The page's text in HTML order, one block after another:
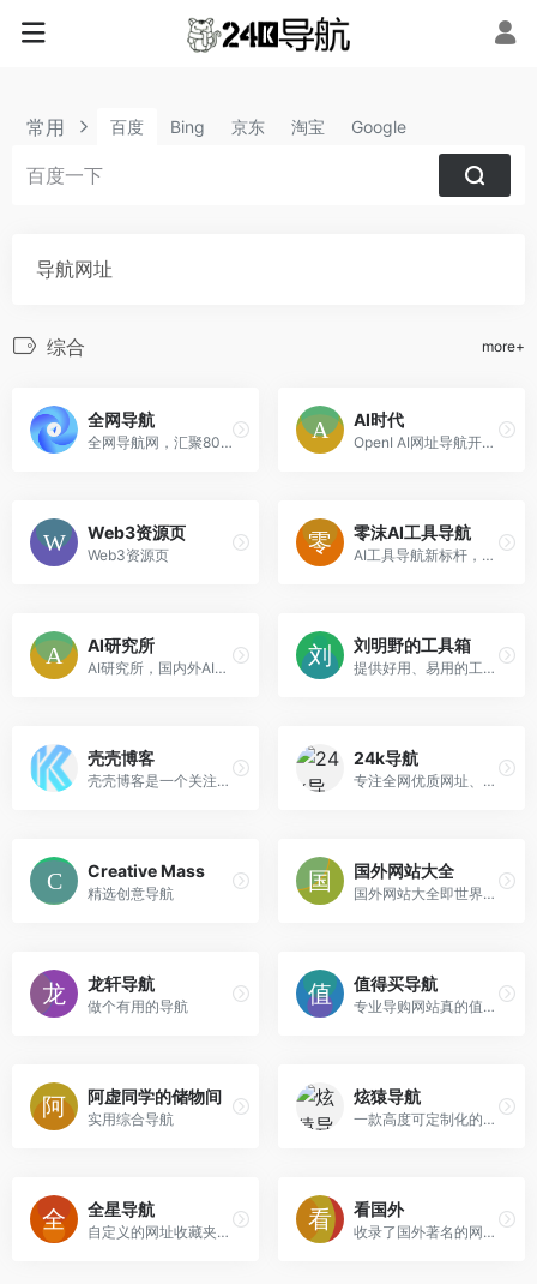
常用 百度 Bing 京东 淘宝 Google
导航网址
综合 more+
全网导航
全网导航网，汇聚800+优质导航网站入口，包括传统导航网、垂直导航、行业导航、AI导航、地域导航网站，助你一站直达10万+优质网站资源.
AI时代
OpenI AI网址导航开启您的AI时代，整理了OpenAI、ChatGPT、Midjourney、文心一言、AI写作、AI绘画、数字人、AI聊天机器人、AI工具等官网网址入口。
Web3资源页
Web3资源页
零沫AI工具导航
AI工具导航新标杆，收集国内外AI工具网址
AI研究所
AI研究所，国内外AI工具资讯首发站。
刘明野的工具箱
提供好用、易用的工具，还在不断添加中，欢迎访问！
壳壳博客
壳壳博客是一个关注自媒体创业者，IT科技资讯，分享情感文章、软件资源的博客，每天几分钟科技资讯一箩筐。
24k导航
专注全网优质网址、优质资源分享。
Creative Mass
精选创意导航
国外网站大全
国外网站大全即世界各国网址大全，国外网站大全收录100多个国家知名网站，包括美国、中国(含香港台湾)、英国、法国、德国、日本、韩国、泰国、印度、俄罗斯、澳大利亚等。
龙轩导航
做个有用的导航
值得买导航
专业导购网站真的值得买旗下个性福利导航站，不同于其他大而全的常规导航站，针对网站用户精选有价值的福利网站。
阿虚同学的储物间
实用综合导航
炫猿导航
一款高度可定制化的导航
全星导航
自定义的网址收藏夹，资源采集导航网。
看国外
收录了国外著名的网站、好玩的、好看的、有趣的国外网站